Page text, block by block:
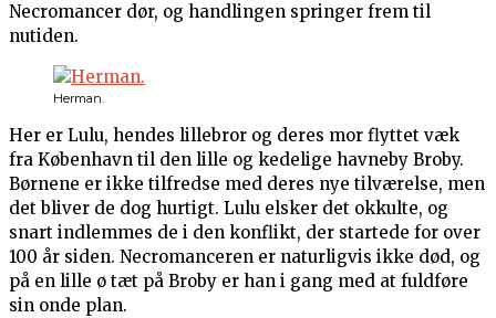
Necromancer dør, og handlingen springer frem til
nutiden.
Herman.
Her er Lulu, hendes lillebror og deres mor flyttet væk
fra København til den lille og kedelige havneby Broby.
Børnene er ikke tilfredse med deres nye tilværelse, men
det bliver de dog hurtigt. Lulu elsker det okkulte, og
snart indlemmes de i den konflikt, der startede for over
100 år siden. Necromanceren er naturligvis ikke død, og
på en lille ø tæt på Broby er han i gang med at fuldføre
sin onde plan.